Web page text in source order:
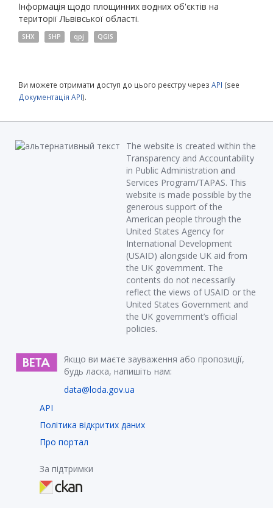
Інформація щодо площинних водних об'єктів на
території Львівської області.
SHX SHP qpj QGIS
Ви можете отримати доступ до цього реєстру через API (see
Документація API).
The website is created within the
Transparency and Accountability
in Public Administration and
Services Program/TAPAS. This
website is made possible by the
generous support of the
American people through the
United States Agency for
International Development
(USAID) alongside UK aid from
the UK government. The
contents do not necessarily
reflect the views of USAID or the
United States Government and
the UK government’s official
policies.
Якщо ви маєте зауваження або пропозиції,
будь ласка, напишіть нам:
data@loda.gov.ua
API
Політика відкритих даних
Про портал
За підтримки